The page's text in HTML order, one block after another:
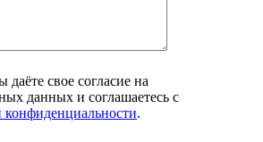
свое согласие на
данных и соглашаетесь с
.